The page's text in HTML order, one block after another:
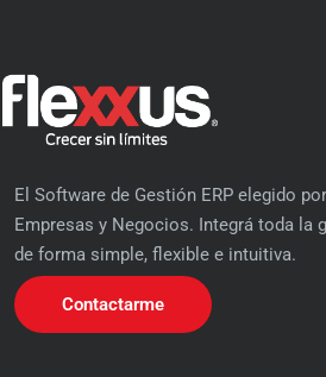
El Software de Gestión ERP elegido
Empresas y Negocios. Integrá toda la
de forma simple, flexible e intuitiva.
Contactarme